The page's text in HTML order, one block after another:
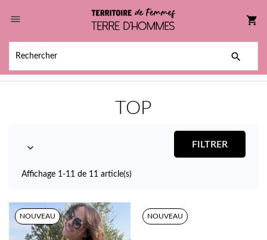
 shopping_cart

TOP
 FILTRER
Affichage 1-11 de 11 article(s)
NOUVEAU NOUVEAU